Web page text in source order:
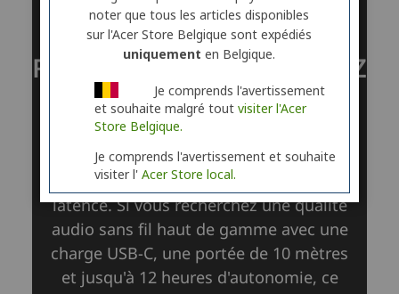
noter que tous les articles disponibles
sur l'Acer Store Belgique sont expédiés
uniquement en Belgique.
Je comprends l'avertissement
et souhaite malgré tout visiter l'Acer
Store Belgique.
Je comprends l'avertissement et souhaite
visiter l' Acer Store local.